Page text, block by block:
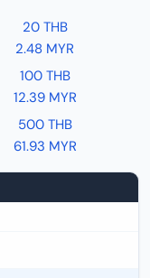
20 THB
2.48 MYR
100 THB
12.39 MYR
500 THB
61.93 MYR